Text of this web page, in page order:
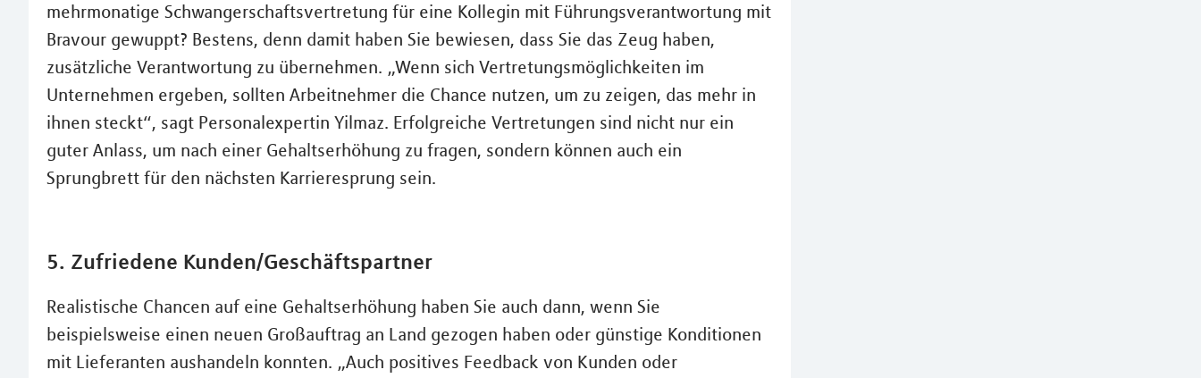
mehrmonatige Schwangerschaftsvertretung für eine Kollegin mit Führungsverantwortung mit
Bravour gewuppt? Bestens, denn damit haben Sie bewiesen, dass Sie das Zeug haben,
zusätzliche Verantwortung zu übernehmen. „Wenn sich Vertretungsmöglichkeiten im
Unternehmen ergeben, sollten Arbeitnehmer die Chance nutzen, um zu zeigen, das mehr in
ihnen steckt“, sagt Personalexpertin Yilmaz. Erfolgreiche Vertretungen sind nicht nur ein
guter Anlass, um nach einer Gehaltserhöhung zu fragen, sondern können auch ein
Sprungbrett für den nächsten Karrieresprung sein.
5. Zufriedene Kunden/Geschäftspartner
Realistische Chancen auf eine Gehaltserhöhung haben Sie auch dann, wenn Sie
beispielsweise einen neuen Großauftrag an Land gezogen haben oder günstige Konditionen
mit Lieferanten aushandeln konnten. „Auch positives Feedback von Kunden oder